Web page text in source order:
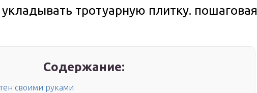
тротуарную плитку. пошаговая
Содержание:
своими руками